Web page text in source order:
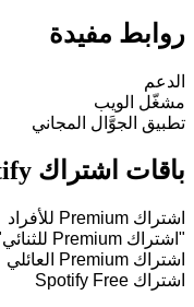
روابط مفيدة
الدعم
مشغّل الويب
تطبيق الجوَّال المجاني
باقات اشتراك Spotify
اشتراك Premium للأفراد
"اشتراك Premium للثنائي"
اشتراك Premium العائلي
اشتراك Spotify Free